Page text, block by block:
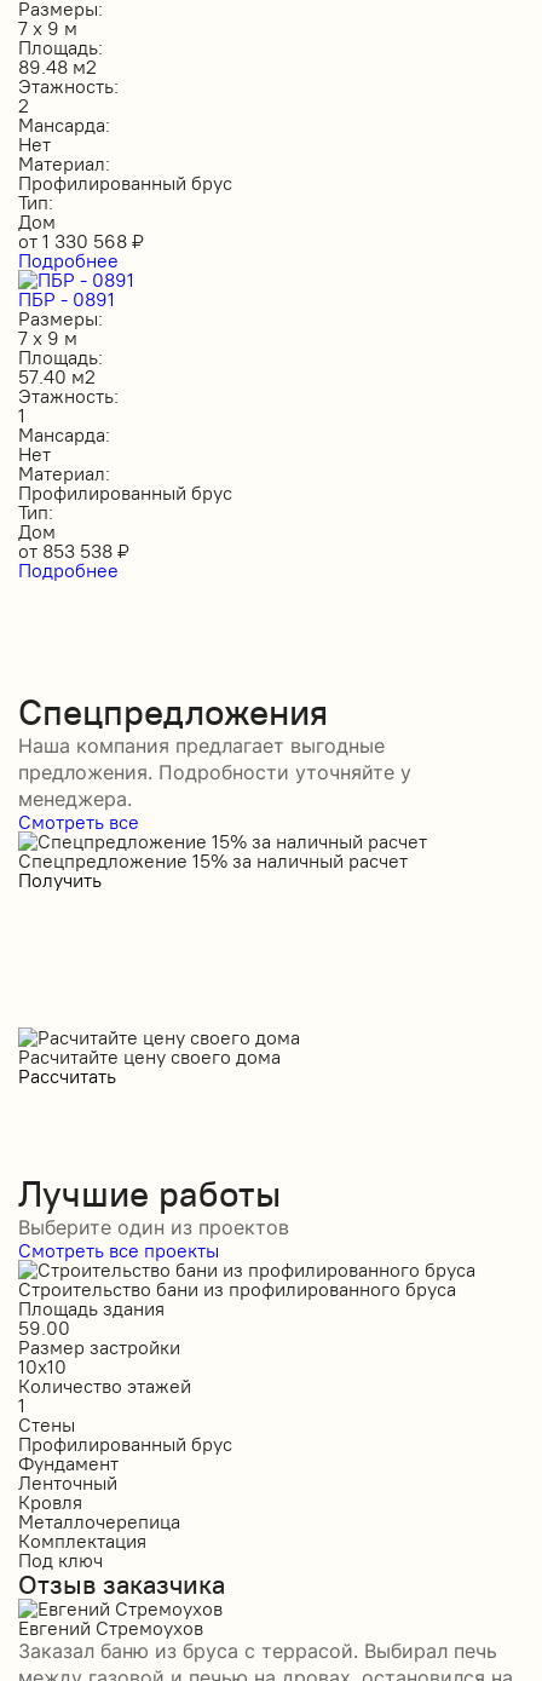
Размеры:
7 х 9 м
Площадь:
89.48 м2
Этажность:
2
Мансарда:
Нет
Материал:
Профилированный брус
Тип:
Дом
от 1 330 568 ₽
Подробнее
ПБР - 0891
Размеры:
7 х 9 м
Площадь:
57.40 м2
Этажность:
1
Мансарда:
Нет
Материал:
Профилированный брус
Тип:
Дом
от 853 538 ₽
Подробнее
Спецпредложения
Наша компания предлагает выгодные
предложения. Подробности уточняйте у
менеджера.
Смотреть все
Спецпредложение 15% за наличный расчет
Получить
Расчитайте цену своего дома
Рассчитать
Лучшие работы
Выберите один из проектов
Смотреть все проекты
Строительство бани из профилированного бруса
Площадь здания
59.00
Размер застройки
10х10
Количество этажей
1
Стены
Профилированный брус
Фундамент
Ленточный
Кровля
Металлочерепица
Комплектация
Под ключ
Отзыв заказчика
Евгений Стремоухов
Заказал баню из бруса с террасой. Выбирал печь